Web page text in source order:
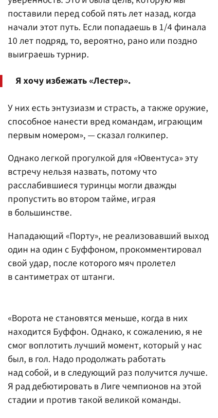
поставили перед собой пять лет назад, когда
начали этот путь. Если попадаешь в 1/4 финала
10 лет подряд, то, вероятно, рано или поздно
выиграешь турнир.
Я хочу избежать «Лестер».
У них есть энтузиазм и страсть, а также оружие,
способное нанести вред командам, играющим
первым номером», — сказал голкипер.
Однако легкой прогулкой для «Ювентуса» эту
встречу нельзя назвать, потому что
расслабившиеся туринцы могли дважды
пропустить во втором тайме, играя
в большинстве.
Нападающий «Порту», не реализовавший выход
один на один с Буффоном, прокомментировал
свой удар, после которого мяч пролетел
в сантиметрах от штанги.
«Ворота не становятся меньше, когда в них
находится Буффон. Однако, к сожалению, я не
смог воплотить лучший момент, который у нас
был, в гол. Надо продолжать работать
над собой, и в следующий раз получится лучше.
Я рад дебютировать в Лиге чемпионов на этой
стадии и против такой великой команды.